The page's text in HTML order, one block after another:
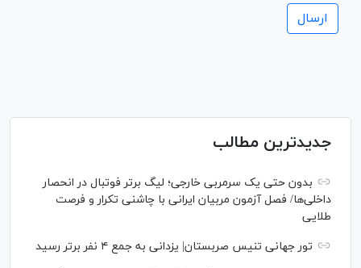
جدیدترین مطالب
بدون حتی یک سرمربی خارجی؛ لیگ برتر فوتبال در انحصار
داخلی‌ها/ فصل آزمون مربیان ایرانی با چاشنی تکرار و فرصت
طلایی
تور جهانی تنیس صربستان| یزدانی به جمع ۴ نفر برتر رسید